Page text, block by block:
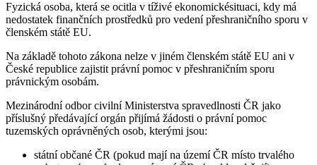
Fyzická osoba, která se ocitla v tíživé ekonomickésituaci, kdy má
nedostatek finančních prostředků pro vedení přeshraničního sporu v
členském státě EU.
Na základě tohoto zákona nelze v jiném členském státě EU ani v
České republice zajistit právní pomoc v přeshraničním sporu
právnickým osobám.
Mezinárodní odbor civilní Ministerstva spravedlnosti ČR jako
příslušný předávající orgán přijímá žádosti o právní pomoc
tuzemských oprávněných osob, kterými jsou:
státní občané ČR (pokud mají na území ČR místo trvalého